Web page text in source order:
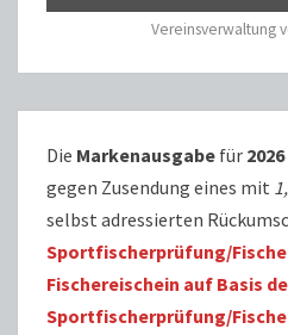
Vereinsverwaltung
Die Markenausgabe für 2026
gegen Zusendung eines mit
selbst adressierten
Sportfischerprüfung/
Fischereischein auf Basis
Sportfischerprüfung/